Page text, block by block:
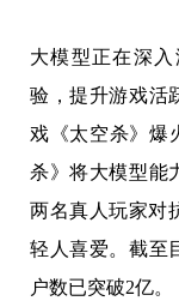
大模型正在深
验，提升游戏活
戏《太空杀》爆
杀》将大模型能
两名真人玩家对
轻人喜爱。截至
户数已突破2亿。